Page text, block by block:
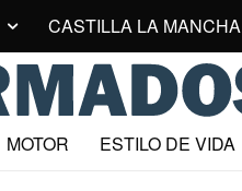
CASTILLA LA MANCHA
MOTOR ESTILO DE VIDA